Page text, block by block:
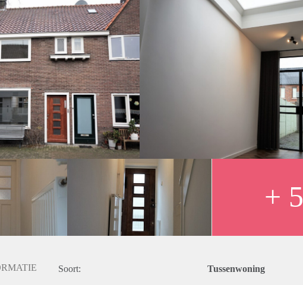
circa 97 m2, inhoud 349 m3
met behoud van de originele kenmerken van de dertiger jaren.
gezellig, kindvriendelijke “Irisbuurt”.
stadscentrum van Eindhoven met haar
en horecagelegenheden, theaters, musea, het
station en verschillende scholen.
+ 5
Soort: Tussenwoning